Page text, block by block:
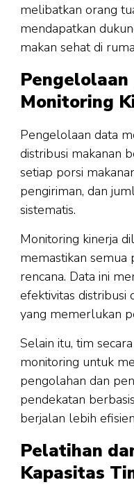
melibatkan orang
mendapatkan
makan sehat di
Monitoring
Pengelolaan data
distribusi makanan
setiap porsi
pengiriman, dan
sistematis.
Monitoring kinerja
memastikan semua
rencana. Data ini
efektivitas distribusi
yang memerlukan
Selain itu, tim
monitoring untuk
pengolahan dan
pendekatan
berjalan lebih
Pelatihan
Kapasitas